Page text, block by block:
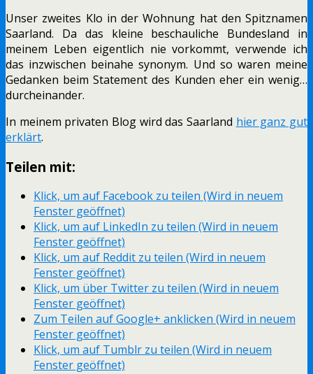
Unser zweites Klo in der Wohnung hat den Spitznamen
Saarland. Da das kleine beschauliche Bundesland in
meinem Leben eigentlich nie vorkommt, verwende ich
das inzwischen beinahe synonym. Und so waren meine
Gedanken beim Statement des Kunden eher ein wenig…
durcheinander.
In meinem privaten Blog wird das Saarland hier ganz gut
erklärt.
Teilen mit:
Klick, um auf Facebook zu teilen (Wird in neuem
Fenster geöffnet)
Klick, um auf LinkedIn zu teilen (Wird in neuem
Fenster geöffnet)
Klick, um auf Reddit zu teilen (Wird in neuem
Fenster geöffnet)
Klick, um über Twitter zu teilen (Wird in neuem
Fenster geöffnet)
Zum Teilen auf Google+ anklicken (Wird in neuem
Fenster geöffnet)
Klick, um auf Tumblr zu teilen (Wird in neuem
Fenster geöffnet)